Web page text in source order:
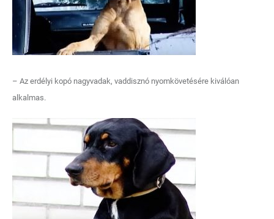
– Az erdélyi kopó nagyvadak, vaddisznó nyomkövetésére kiválóan
alkalmas.